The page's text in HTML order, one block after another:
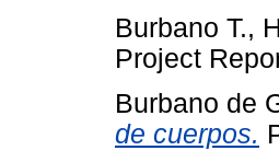
Burbano T.,
Project
Burbano de
de cuerpos.